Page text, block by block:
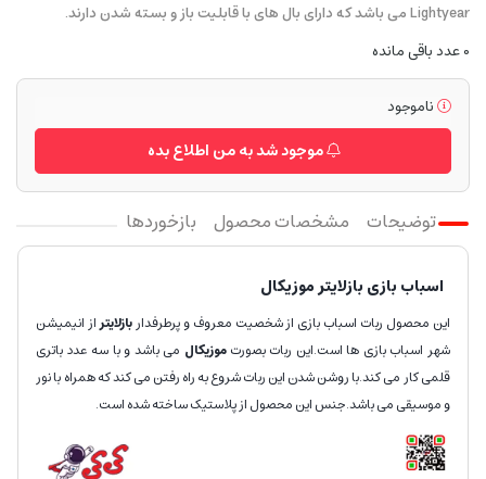
Lightyear می باشد که دارای بال های با قابلیت باز و بسته شدن دارند.
0عدد باقی مانده
ناموجود
موجود شد به من اطلاع بده
توضیحات مشخصات محصول بازخوردها
اسباب بازی بازلایتر موزیکال
این محصول ربات اسباب بازی از شخصیت معروف و پرطرفداربازلایتراز انیمیشن
شهر اسباب بازی ها است.این ربات بصورتموزیکال می باشد و با سه عدد باتری
قلمی کار می کند.با روشن شدن این ربات شروع به راه رفتن می کند که همراه با نور
و موسیقی می باشد.جنس این محصول از پلاستیک ساخته شده است.